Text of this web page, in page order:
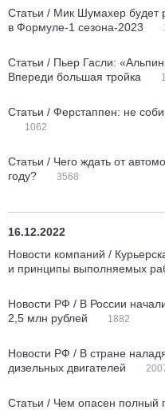
Статьи / Мик Шумахер будет
в Формуле-1 сезона-2023
Статьи / Пьер Гасли:
Впереди большая тройка
Статьи / Ферстаппен: не
1062
Статьи / Чего ждать от
году?
3568
16.12.2022
Новости компаний /
и принципы выполняемых
Новости РФ / В России
2,5 млн рублей
1882
Новости РФ / В стране
дизельных двигателей
Статьи / Чем опасен полный